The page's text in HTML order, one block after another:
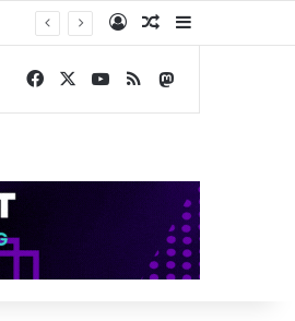
AnmeldenZufälliger
Facebook YouTube
RSS